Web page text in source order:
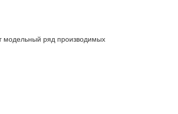
модельный ряд производимых